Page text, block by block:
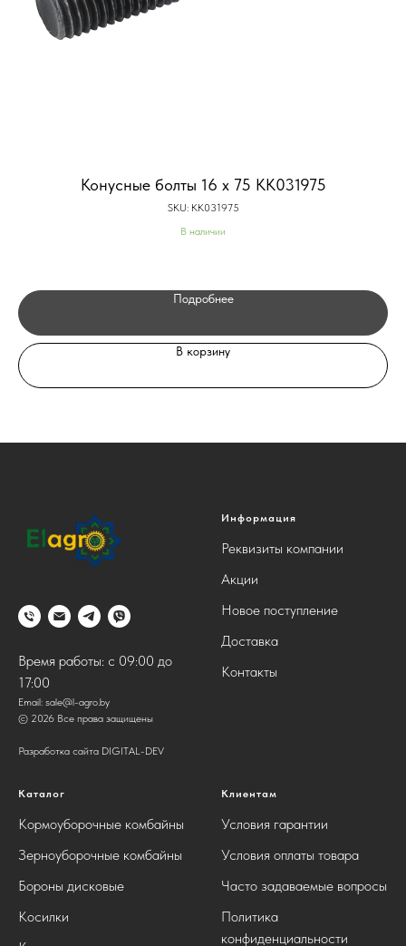
Конусные болты 16 x 75 KK031975
SKU: KK031975
В наличии
Подробнее
В корзину
Время работы: с 09:00 до
17:00
Email: sale@l-agro.by
© 2026 Все права защищены
Разработка сайта DIGITAL-DEV
Информация
Реквизиты компании
Акции
Новое поступление
Доставка
Контакты
Каталог
Кормоуборочные комбайны
Зерноуборочные комбайны
Бороны дисковые
Косилки
Клиентам
Условия гарантии
Условия оплаты товара
Часто задаваемые вопросы
Политика
конфиденциальности